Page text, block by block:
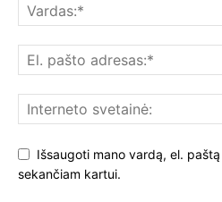
Išsaugoti mano vardą, el.
sekančiam kartui.